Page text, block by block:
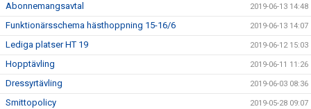
Abonnemangsavtal 2019-06-13 14:48
Funktionärsschema hästhoppning 15-16/6 2019-06-13 14:07
Lediga platser HT 19 2019-06-12 15:03
Hopptävling 2019-06-11 11:26
Dressyrtävling 2019-06-03 08:36
Smittopolicy 2019-05-28 09:07